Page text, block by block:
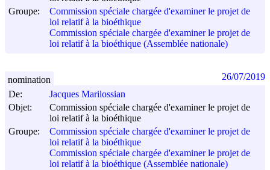
Groupe:
Commission spéciale chargée d'examiner le projet de
loi relatif à la bioéthique
Commission spéciale chargée d'examiner le projet de
loi relatif à la bioéthique (Assemblée nationale)
De:
Jacques Marilossian
Objet:
Commission spéciale chargée d'examiner le projet de
loi relatif à la bioéthique
Groupe:
Commission spéciale chargée d'examiner le projet de
loi relatif à la bioéthique
Commission spéciale chargée d'examiner le projet de
loi relatif à la bioéthique (Assemblée nationale)
nomination 26/07/2019